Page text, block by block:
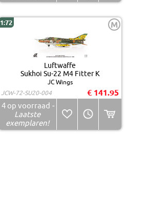
1:72 M
Luftwaffe
Sukhoi Su-22 M4 Fitter K
JC Wings
JCW-72-SU20-004
€ 141.95
4op voorraad -
Laatste
exemplaren!